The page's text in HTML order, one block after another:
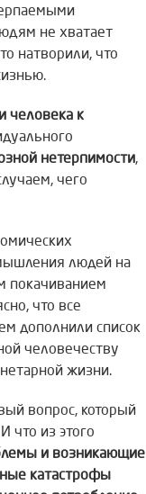
не хватает
натворили, что
человека к
нетерпимости,
чего
людей на
покачиванием
что все
дополнили список
человечеству
жизни.
вопрос, который
что из этого
и возникающие
катастрофы